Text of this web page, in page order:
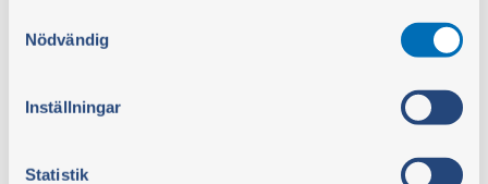
Du kan när som helst ändra ditt val. För att återkalla ditt
samtycke klickar du på ”Cookie-ikonen” längst ned till
Nödvändig
Inställningar
Statistik
hätätilannevarautumisen selkärangan.
Euroopasta, Håkan Ekstrand sanoo. Paikallisia
ruokakaupasta. Kun traktoreiden ja kaivinkoneiden